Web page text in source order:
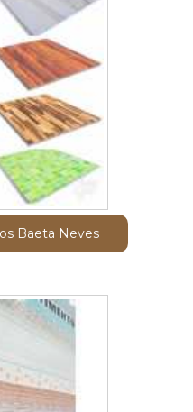
Baeta Neves